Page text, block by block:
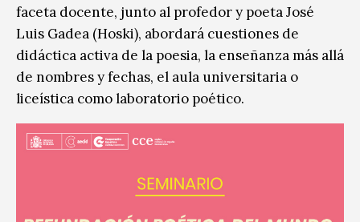
faceta docente, junto al profedor y poeta José
Luis Gadea (Hoski), abordará cuestiones de
didáctica activa de la poesia, la enseñanza más allá
de nombres y fechas, el aula universitaria o
liceística como laboratorio poético.